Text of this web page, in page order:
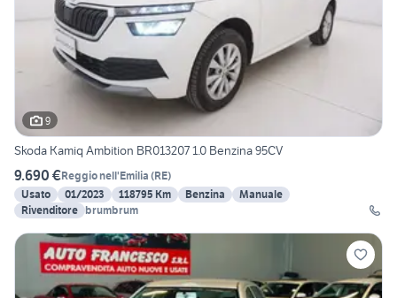
9
Skoda Kamiq Ambition BR013207 1.0 Benzina 95CV
9.690 €Reggio nell'Emilia (RE)
Usato
01/2023 118795 Km Benzina
Manuale
Rivenditore brumbrum